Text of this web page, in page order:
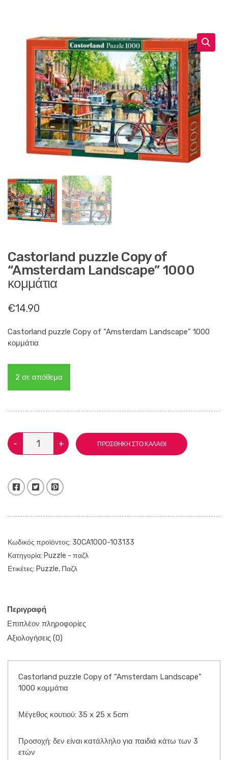
Castorland puzzle Copy of
“Amsterdam Landscape” 1000
κομμάτια
€14.90
Castorland puzzle Copy of “Amsterdam Landscape” 1000
κομμάτια
2 σε απόθεμα
-
puzzle
Copy
Landscape"
1000
κομμάτια
+ ΠΡΟΣΘΉΚΗ ΣΤΟ ΚΑΛΆΘΙ
Facebook Twitter Pinterest
Κωδικός προϊόντος: 30CA1000-103133
Κατηγορία: Puzzle - παζλ
Ετικέτες: Puzzle, Παζλ
Περιγραφή
Επιπλέον πληροφορίες
Αξιολογήσεις (0)
Castorland puzzle Copy of “Amsterdam Landscape”
1000 κομμάτια
Μέγεθος κουτιού: 35 x 25 x 5cm
Προσοχή: δεν είναι κατάλληλο για παιδιά κάτω των 3
ετών